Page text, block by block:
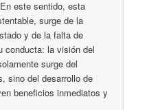
este sentido, esta
surge de la
y de la falta de
conducta: la visión del
surge del
sino del desarrollo de
beneficios inmediatos y